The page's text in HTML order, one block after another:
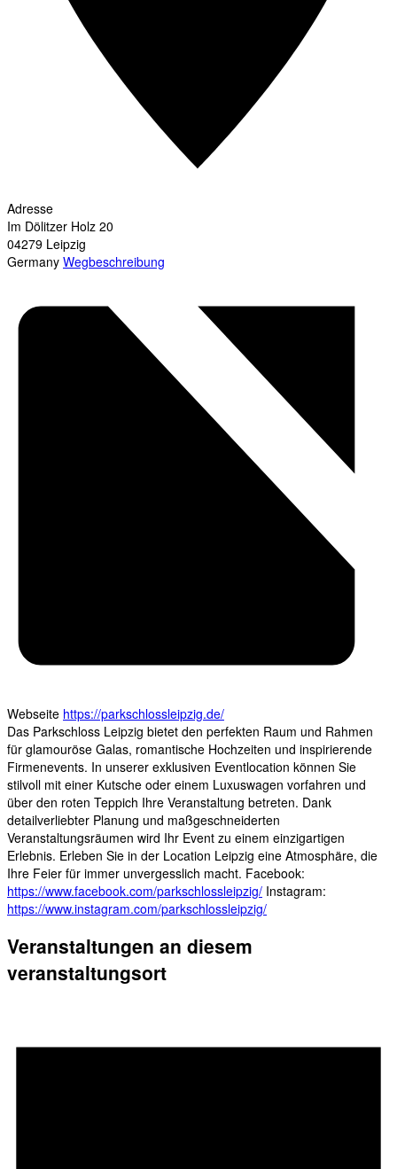
Adresse
Im Dölitzer Holz 20
04279 Leipzig
Germany Wegbeschreibung
Webseite https://parkschlossleipzig.de/
Das Parkschloss Leipzig bietet den perfekten Raum und Rahmen
für glamouröse Galas, romantische Hochzeiten und inspirierende
Firmenevents. In unserer exklusiven Eventlocation können Sie
stilvoll mit einer Kutsche oder einem Luxuswagen vorfahren und
über den roten Teppich Ihre Veranstaltung betreten. Dank
detailverliebter Planung und maßgeschneiderten
Veranstaltungsräumen wird Ihr Event zu einem einzigartigen
Erlebnis. Erleben Sie in der Location Leipzig eine Atmosphäre, die
Ihre Feier für immer unvergesslich macht. Facebook:
https://www.facebook.com/parkschlossleipzig/ Instagram:
https://www.instagram.com/parkschlossleipzig/
Veranstaltungen an diesem
veranstaltungsort